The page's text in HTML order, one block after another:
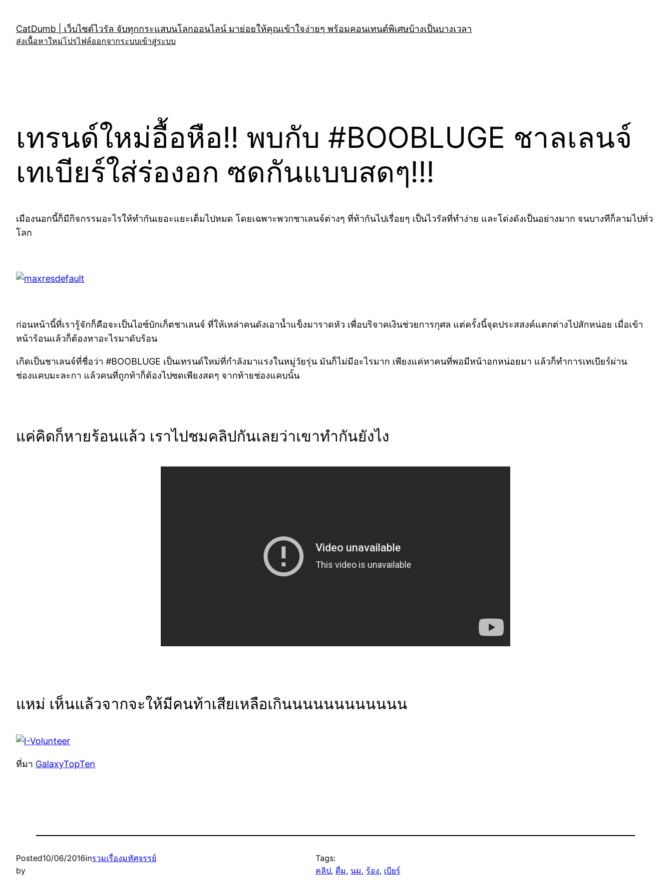
content
CatDumb | เว็บไซต์ไวรัล จับทุกกระแสบนโลกออนไลน์ มาย่อยให้คุณเข้าใจง่ายๆ พร้อมคอนเทนต์พิเศษบ้างเป็นบางเวลา
ส่งเนื้อหาใหม่โปรไฟล์ออกจากระบบเข้าสู่ระบบ
เทรนด์ใหม่อื้อหือ!! พบกับ #BOOBLUGE ชาลเลนจ์
เทเบียร์ใส่ร่องอก ซดกันแบบสดๆ!!!
เมืองนอกนี้ก็มีกิจกรรมอะไรให้ทำกันเยอะแยะเต็มไปหมด โดยเฉพาะพวกชาเลนจ์ต่างๆ ที่ท้ากันไปเรื่อยๆ เป็นไวรัลที่ทำง่าย และโด่งดังเป็นอย่างมาก จนบางทีก็ลามไปทั่ว
โลก
ก่อนหน้านี้ที่เรารู้จักก็คือจะเป็นไอซ์บักเก็ตชาเลนจ์ ที่ให้เหล่าคนดังเอาน้ำแข็งมาราดหัว เพื่อบริจาคเงินช่วยการกุศล แต่ครั้งนี้จุดประสสงค์แตกต่างไปสักหน่อย เมื่อเข้า
หน้าร้อนแล้วก็ต้องหาอะไรมาดับร้อน
เกิดเป็นชาเลนจ์ที่ชื่อว่า #BOOBLUGE เป็นเทรนด์ใหม่ที่กำลังมาแรงในหมู่วัยรุ่น มันก็ไม่มีอะไรมาก เพียงแค่หาคนที่พอมีหน้าอกหน่อยมา แล้วก็ทำการเทเบียร์ผ่าน
ช่องแคบมะละกา แล้วคนที่ถูกท้าก็ต้องไปซดเพียงสดๆ จากท้ายช่องแคบนั้น
แค่คิดก็หายร้อนแล้ว เราไปชมคลิปกันเลยว่าเขาทำกันยังไง
แหม่ เห็นแล้วจากจะให้มีคนท้าเสียเหลือเกินนนนนนนนนนนน
ที่มา GalaxyTopTen
Posted10/06/2016inรวมเรื่องมหัศจรรย์
by
Tags:
คลิป, ดื่ม, นม, ร้อง, เบียร์